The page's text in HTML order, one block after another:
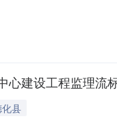
点：德化县三班镇泗滨
为
心建设工程监理流
县